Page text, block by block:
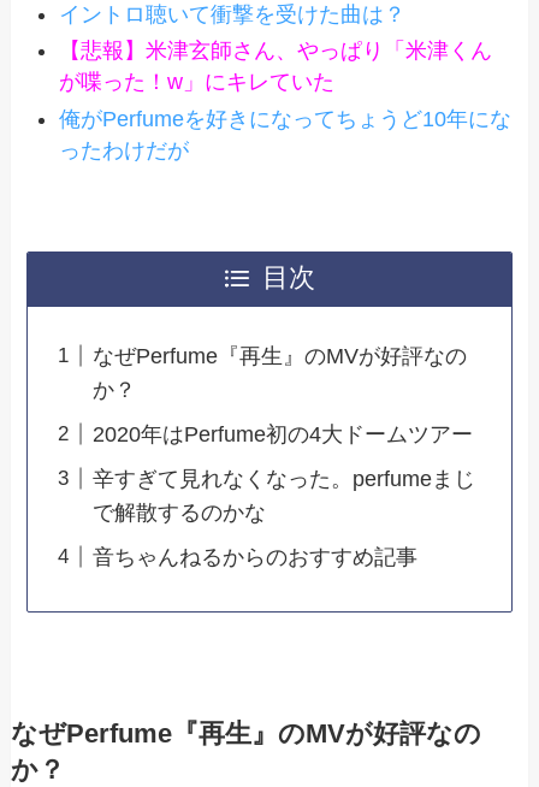
イントロ聴いて衝撃を受けた曲は？
【悲報】米津玄師さん、やっぱり「米津くん
が喋った！w」にキレていた
俺がPerfumeを好きになってちょうど10年にな
ったわけだが
目次
なぜPerfume『再生』のMVが好評なの
か？
2020年はPerfume初の4大ドームツアー
辛すぎて見れなくなった。perfumeまじ
で解散するのかな
音ちゃんねるからのおすすめ記事
なぜPerfume『再生』のMVが好評なの
か？